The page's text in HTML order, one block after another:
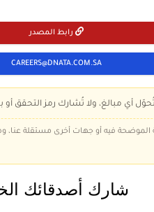
رابط المصدر
CAREERS@DNATA.COM.SA
أي مبالغ، ولا تُشارك رمز التحقق
الموضحة فيه أو جهات أخرى مستقلة
شارك أصدقائك